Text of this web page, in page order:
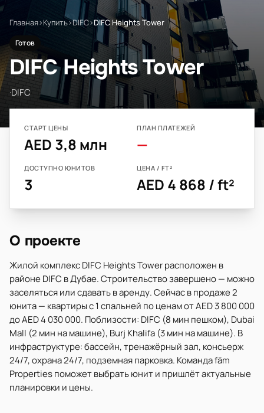
Главная›Купить›DIFC›DIFC Heights Tower
Готов
DIFC Heights Tower
·DIFC
СТАРТ ЦЕНЫ
AED 3,8 млн
ПЛАН ПЛАТЕЖЕЙ
—
ДОСТУПНО ЮНИТОВ
3
ЦЕНА / FT²
AED 4 868 / ft²
О проекте
Жилой комплекс DIFC Heights Tower расположен в
районе DIFC в Дубае. Строительство завершено — можно
заселяться или сдавать в аренду. Сейчас в продаже 2
юнита — квартиры с 1 спальней по ценам от AED 3 800 000
до AED 4 030 000. Поблизости: DIFC (8 мин пешком), Dubai
Mall (2 мин на машине), Burj Khalifa (3 мин на машине). В
инфраструктуре: бассейн, тренажёрный зал, консьерж
24/7, охрана 24/7, подземная парковка. Команда fäm
Properties поможет выбрать юнит и пришлёт актуальные
планировки и цены.